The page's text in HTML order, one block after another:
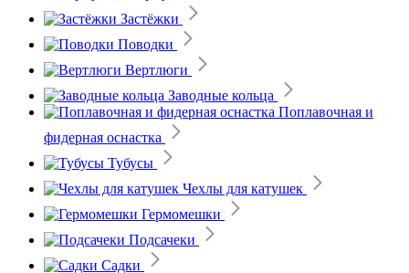
Застёжки
Поводки
Вертлюги
Заводные кольца
Поплавочная и
фидерная оснастка
Тубусы
Чехлы для катушек
Гермомешки
Подсачеки
Садки